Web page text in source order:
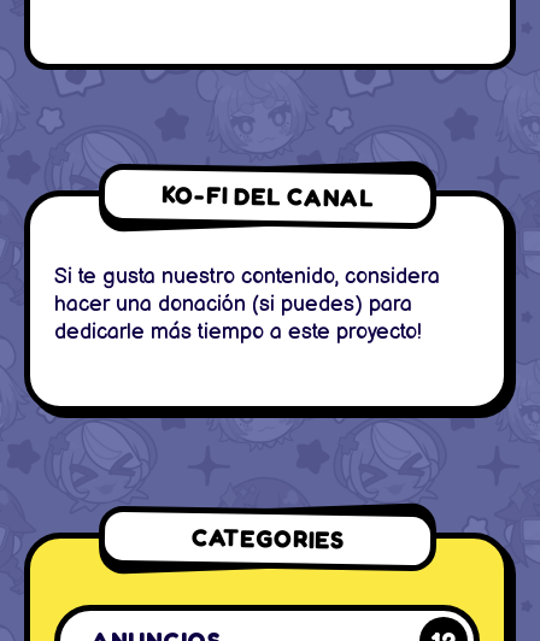
KO-FI DEL CANAL
Si te gusta nuestro contenido, considera
hacer una donación (si puedes) para
dedicarle más tiempo a este proyecto!
CATEGORIES